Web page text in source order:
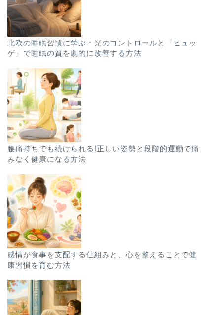
北欧の睡眠習慣に学ぶ：光のコントロールと「ヒュッ
ゲ」で睡眠の質を劇的に改善する方法
腰痛持ちでも続けられる!正しい姿勢と段階的運動で痛
みなく健康になる方法
感情が食事を支配する仕組みと、心を整えることで健
康習慣を育む方法